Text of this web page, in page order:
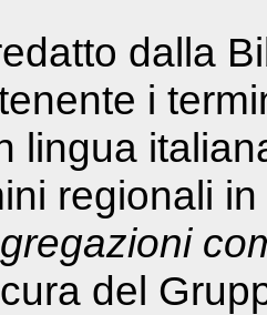
dalla
i
lingua
regionali
del